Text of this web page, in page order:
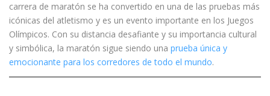
carrera de maratón se ha convertido en una de las pruebas más
icónicas del atletismo y es un evento importante en los Juegos
Olímpicos. Con su distancia desafiante y su importancia cultural
y simbólica, la maratón sigue siendo una prueba única y
emocionante para los corredores de todo el mundo.